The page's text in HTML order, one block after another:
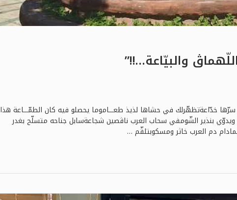
والبيّاعة…!!”
خدّاعةتظهّرلك في حشاها لذيذ طعـــاموما يحصلو فيه كان الطمّـــاعة هذا
بنذير الشّومفي سحاب العرب ناڨصين شجاعةسابل جناحه متسلّح بغدر
دم العرب خاثر ومسكوبتلڨّم …